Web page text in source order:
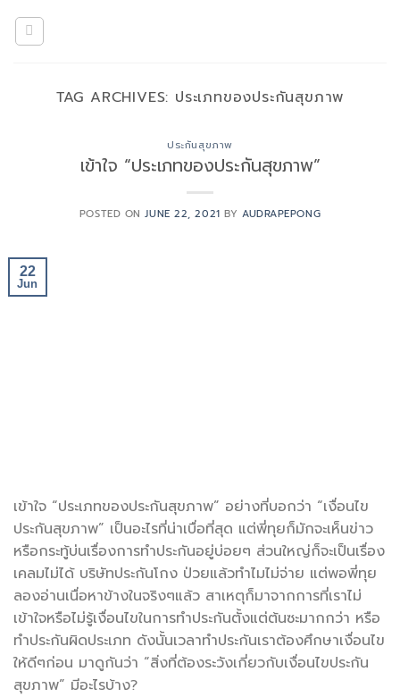
TAG ARCHIVES: ประเภทของประกันสุขภาพ
ประกันสุขภาพ
เข้าใจ “ประเภทของประกันสุขภาพ”
POSTED ONJUNE 22, 2021 BY AUDRAPEPONG
22
Jun
เข้าใจ “ประเภทของประกันสุขภาพ” อย่างที่บอกว่า “เงื่อนไข
ประกันสุขภาพ” เป็นอะไรที่น่าเบื่อที่สุด แต่พี่ทุยก็มักจะเห็นข่าว
หรือกระทู้บ่นเรื่องการทำประกันอยู่บ่อยๆ ส่วนใหญ่ก็จะเป็นเรื่อง
เคลมไม่ได้ บริษัทประกันโกง ป่วยแล้วทำไมไม่จ่าย แต่พอพี่ทุย
ลองอ่านเนื่อหาข้างในจริงๆแล้ว สาเหตุก็มาจากการที่เราไม่
เข้าใจหรือไม่รู้เงื่อนไขในการทำประกันตั้งแต่ต้นซะมากกว่า หรือ
ทำประกันผิดประเภท ดังนั้นเวลาทำประกันเราต้องศึกษาเงื่อนไข
ให้ดีๆก่อน มาดูกันว่า “สิ่งที่ต้องระวังเกี่ยวกับเงื่อนไขประกัน
สุขภาพ” มีอะไรบ้าง?